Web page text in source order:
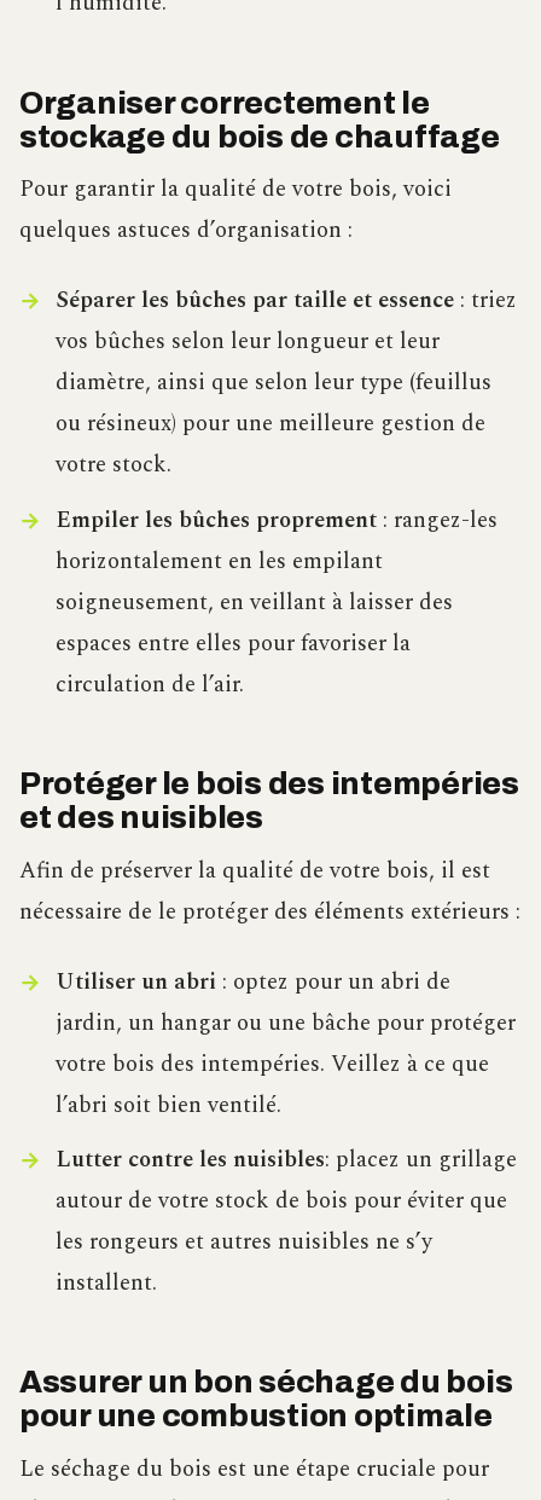
Organiser correctement le
stockage du bois de chauffage
Pour garantir la qualité de votre bois, voici
quelques astuces d’organisation :
Séparer les bûches par taille et essence: triez
vos bûches selon leur longueur et leur
diamètre, ainsi que selon leur type (feuillus
ou résineux) pour une meilleure gestion de
votre stock.
Empiler les bûches proprement: rangez-les
horizontalement en les empilant
soigneusement, en veillant à laisser des
espaces entre elles pour favoriser la
circulation de l’air.
Protéger le bois des intempéries
et des nuisibles
Afin de préserver la qualité de votre bois, il est
nécessaire de le protéger des éléments extérieurs :
Utiliser un abri : optez pour un abri de
jardin, un hangar ou une bâche pour protéger
votre bois des intempéries. Veillez à ce que
l’abri soit bien ventilé.
Lutter contre les nuisibles: placez un grillage
autour de votre stock de bois pour éviter que
les rongeurs et autres nuisibles ne s’y
installent.
Assurer un bon séchage du bois
pour une combustion optimale
Le séchage du bois est une étape cruciale pour